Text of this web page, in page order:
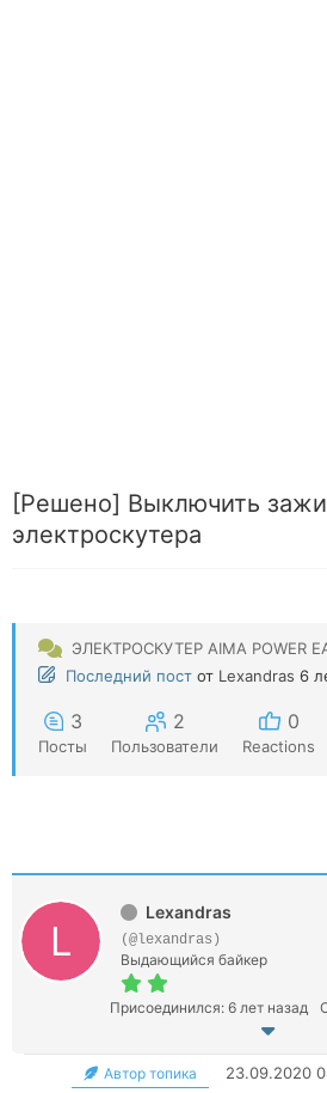
[Решено] Выключить
электроскутера
ЭЛЕКТРОСКУТЕР AIMA POWER
Последний пост от Lexandras 6
3
Посты
2
Пользователи
0
Reactions
Lexandras
(@lexandras)
Выдающийся байкер
Присоединился: 6 лет назад
Автор топика 23.09.2020